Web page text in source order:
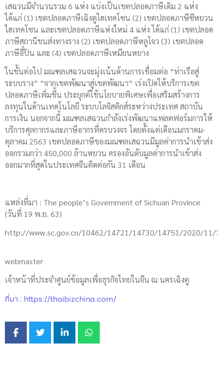
เสฉวนมีจำนวนรวม 6 แห่ง แบ่งเป็นเขตปลอดภาษีเดิม 2 แห่ง
ได้แก่ (1) เขตปลอดภาษีเฉิงตูไฮเทคโซน (2) เขตปลอดภาษีซีหยวน
ไฮเทคโซน และเขตปลอดภาษีแห่งใหม่ 4 แห่ง ได้แก่ (1) เขตปลอด
ภาษีสถานีขนส่งทางราง (2) เขตปลอดภาษีหลูโจว (3) เขตปลอด
ภาษีอี๋ปิน และ (4) เขตปลอดภาษีเหมียนหยาง
ในขั้นต่อไป มณฑลเสฉวนจะมุ่งเน้นด้านการเชื่อมต่อ “ท่าเรือสู่
ระบบราง” “จากเขตพัฒนาสู่เขตพัฒนา” เร่งเปิดให้บริการเขต
ปลอดภาษีเพิ่มขึ้น ประยุกต์ใช้นโยบายพิเศษเพื่อเสริมสร้างการ
ลงทุนในด้านเทคโนโลยี ระบบโลจิสติกส์ระหว่างประเทศ สถาบัน
การเงิน นอกจากนี้ มณฑลเสฉวนกำลังเร่งพัฒนาแพลตฟอร์มการให้
บริการศุลกากรและภาษีอากรที่ครบวงจร โดยตั้งแต่เดือนมกราคม-
ตุลาคม 2563 เขตปลอดภาษีของมณฑลเสฉวนมีมูลค่าการนำเข้าส่ง
ออกรวมกว่า 450,000 ล้านหยวน ครองอันดับมูลค่าการนำเข้าส่ง
ออกมากที่สุดในประเทศจีนติดต่อกัน 31 เดือน
แหล่งที่มา : The people’s Government of Sichuan Province
(วันที่ 19 พ.ย. 63)
http://www.sc.gov.cn/10462/14721/14730/14751/2020/
webmaster
เจ้าหน้าที่ประจำศูนย์ข้อมูลเพื่อธุรกิจไทยในจีน ณ นครเฉิงตู
ที่มา : https://thaibizchina.com/